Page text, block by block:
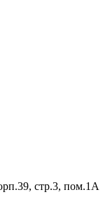
стр.3, пом.1А